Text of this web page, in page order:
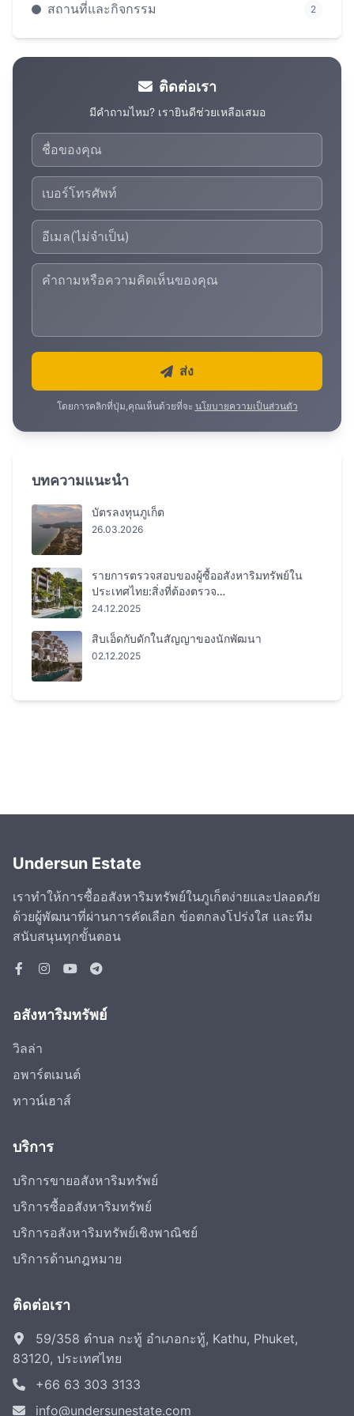
สถานที่และกิจกรรม 2
ติดต่อเรา
มีคำถามไหม? เรายินดีช่วยเหลือเสมอ
ส่ง
โดยการคลิกที่ปุ่ม,คุณเห็นด้วยที่จะ นโยบายความเป็นส่วนตัว
บทความแนะนำ
บัตรลงทุนภูเก็ต
26.03.2026
รายการตรวจสอบของผู้ซื้ออสังหาริมทรัพย์ใน
ประเทศไทย:สิ่งที่ต้องตรวจ…
24.12.2025
สิบเอ็ดกับดักในสัญญาของนักพัฒนา
02.12.2025
Undersun Estate
เราทำให้การซื้ออสังหาริมทรัพย์ในภูเก็ตง่ายและปลอดภัย
ด้วยผู้พัฒนาที่ผ่านการคัดเลือก ข้อตกลงโปร่งใส และทีม
สนับสนุนทุกขั้นตอน
อสังหาริมทรัพย์
วิลล่า
อพาร์ตเมนต์
ทาวน์เฮาส์
บริการ
บริการขายอสังหาริมทรัพย์
บริการซื้ออสังหาริมทรัพย์
บริการอสังหาริมทรัพย์เชิงพาณิชย์
บริการด้านกฎหมาย
ติดต่อเรา
59/358 ตำบล กะทู้ อำเภอกะทู้, Kathu, Phuket,
83120, ประเทศไทย
+66 63 303 3133
info@undersunestate.com